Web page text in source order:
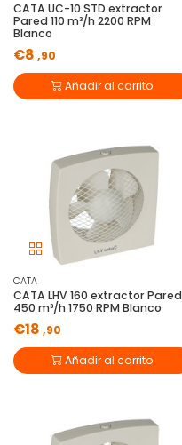
CATA UC-10 STD extractor
Pared 110 m³/h 2200 RPM
Blanco
€8 ,90
Añadir al carrito
CATA
CATA LHV 160 extractor Pared
450 m³/h 1750 RPM Blanco
€18 ,90
Añadir al carrito